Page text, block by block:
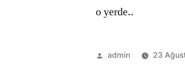
o yerde..
Gönderen:
admin 23